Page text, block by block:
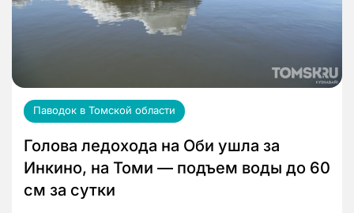
Паводок в Томской области
Голова ледохода на Оби ушла за
Инкино, на Томи — подъем воды до 60
см за сутки